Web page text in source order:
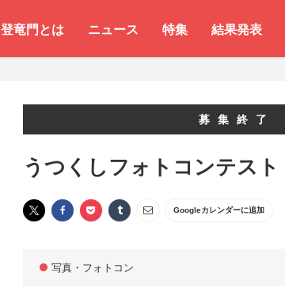
登竜門とは ニュース 特集 結果発表
募集終了
うつくしフォトコンテスト
Googleカレンダーに追加
写真・フォトコン